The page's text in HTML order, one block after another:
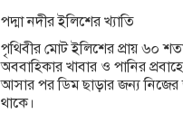
পদ্মা নদীর ইলিশের খ্যাতি
পৃথিবীর মোট ইলিশের প্রায় ৬০
অববাহিকার খাবার ও পানির
আসার পর ডিম ছাড়ার জন্য নিজের
থাকে।